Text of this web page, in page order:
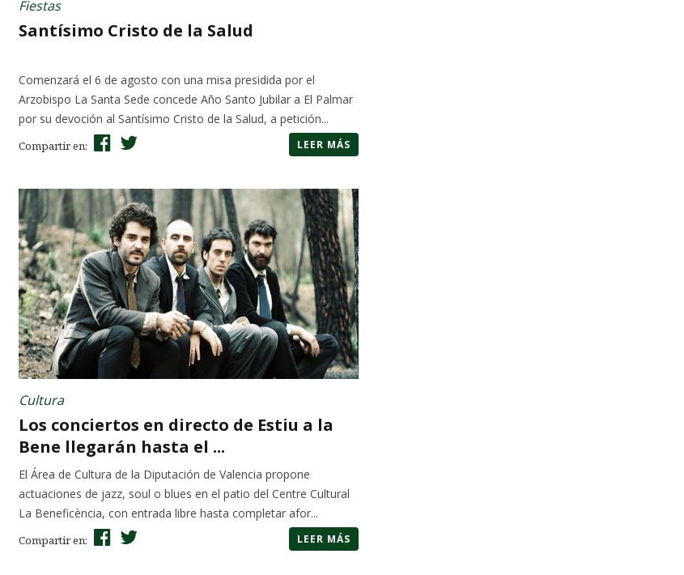
Fiestas
Santísimo Cristo de la Salud
Comenzará el 6 de agosto con una misa presidida por el
Arzobispo La Santa Sede concede Año Santo Jubilar a El Palmar
por su devoción al Santísimo Cristo de la Salud, a petición...
Compartir en: LEER MÁS
Cultura
Los conciertos en directo de Estiu a la
Bene llegarán hasta el ...
El Área de Cultura de la Diputación de Valencia propone
actuaciones de jazz, soul o blues en el patio del Centre Cultural
La Beneficència, con entrada libre hasta completar afor...
Compartir en: LEER MÁS